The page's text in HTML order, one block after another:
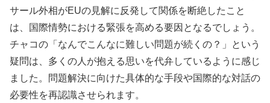
サール外相がEUの見解に反発して関係を断絶したこと
は、国際情勢における緊張を高める要因となるでしょう。
チャコの「なんでこんなに難しい問題が続くの？」という
疑問は、多くの人が抱える思いを代弁しているように感じ
ました。問題解決に向けた具体的な手段や国際的な対話の
必要性を再認識させられます。